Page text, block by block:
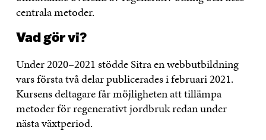
centrala metoder.
Vad gör vi?
Under 2020–2021 stödde Sitra en webbutbildning
vars första två delar publicerades i februari 2021.
Kursens deltagare får möjligheten att tillämpa
metoder för regenerativt jordbruk redan under
nästa växtperiod.